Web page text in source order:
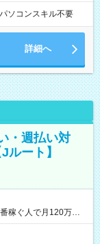
パソコンスキル不要
詳細へ
・週払い対
ルート】
稼ぐ人で月120万ほ